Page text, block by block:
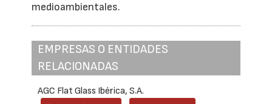
medioambientales.
EMPRESAS O ENTIDADES
RELACIONADAS
AGC Flat Glass Ibérica, S.A.